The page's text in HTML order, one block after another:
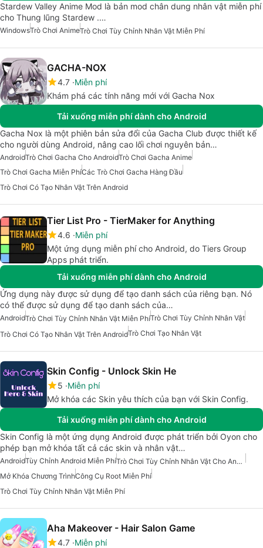
Stardew Valley Anime Mod là bản mod chân dung nhân vật miễn phí
cho Thung lũng Stardew .…
WindowsTrò Chơi AnimeTrò Chơi Tùy Chỉnh Nhân Vật Miễn Phí
GACHA-NOX
4.7 Miễn phí
Khám phá các tính năng mới với Gacha Nox
Tải xuống miễn phí dành cho Android
Gacha Nox là một phiên bản sửa đổi của Gacha Club được thiết kế
cho người dùng Android, nâng cao lối chơi nguyên bản…
AndroidTrò Chơi Gacha Cho AndroidTrò Chơi Gacha Anime
Trò Chơi Gacha Miễn PhíCác Trò Chơi Gacha Hàng Đầu
Trò Chơi Có Tạo Nhân Vật Trên Android
Tier List Pro - TierMaker for Anything
4.6 Miễn phí
Một ứng dụng miễn phí cho Android, do Tiers Group
Apps phát triển.
Tải xuống miễn phí dành cho Android
Ứng dụng này được sử dụng để tạo danh sách của riêng bạn. Nó
có thể được sử dụng để tạo danh sách của…
AndroidTrò Chơi Tùy Chỉnh Nhân Vật Miễn PhíTrò Chơi Tùy Chỉnh Nhân Vật
Trò Chơi Có Tạo Nhân Vật Trên AndroidTrò Chơi Tạo Nhân Vật
Skin Config - Unlock Skin He
5 Miễn phí
Mở khóa các Skin yêu thích của bạn với Skin Config.
Tải xuống miễn phí dành cho Android
Skin Config là một ứng dụng Android được phát triển bởi Oyon cho
phép bạn mở khóa tất cả các skin và nhân vật…
AndroidTùy Chỉnh Android Miễn Phí
Trò Chơi Tùy Chỉnh Nhân Vật Cho Android
Mở Khóa Chương TrìnhCông Cụ Root Miễn Phí
Trò Chơi Tùy Chỉnh Nhân Vật Miễn Phí
Aha Makeover - Hair Salon Game
4.7 Miễn phí